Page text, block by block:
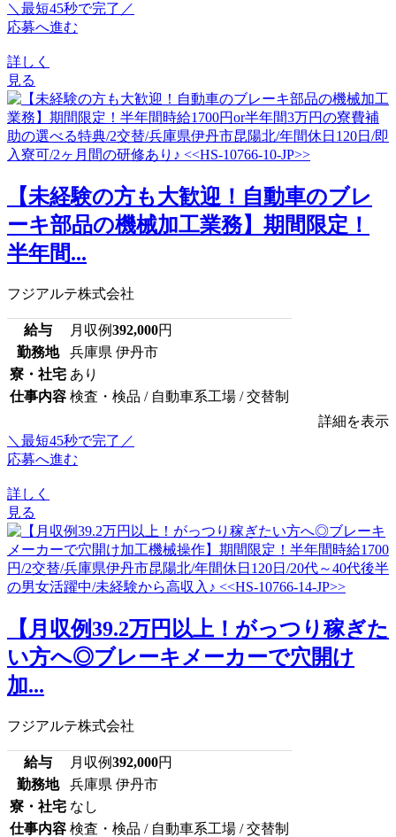
＼最短45秒で完了／
応募へ進む
詳しく
見る
【未経験の方も大歓迎！自動車のブレ
ーキ部品の機械加工業務】期間限定！
半年間...
フジアルテ株式会社
給与 月収例392,000円
勤務地
兵庫県 伊丹市
寮・社宅 あり
仕事内容 検査・検品 / 自動車系工場 / 交替制
詳細を表示
＼最短45秒で完了／
応募へ進む
詳しく
見る
【月収例39.2万円以上！がっつり稼ぎた
い方へ◎ブレーキメーカーで穴開け
加...
フジアルテ株式会社
給与 月収例392,000円
勤務地
兵庫県 伊丹市
寮・社宅 なし
仕事内容 検査・検品 / 自動車系工場 / 交替制